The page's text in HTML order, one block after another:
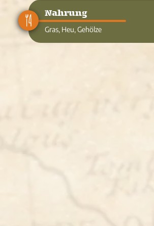
Nahrung
Gras, Heu, Gehölze